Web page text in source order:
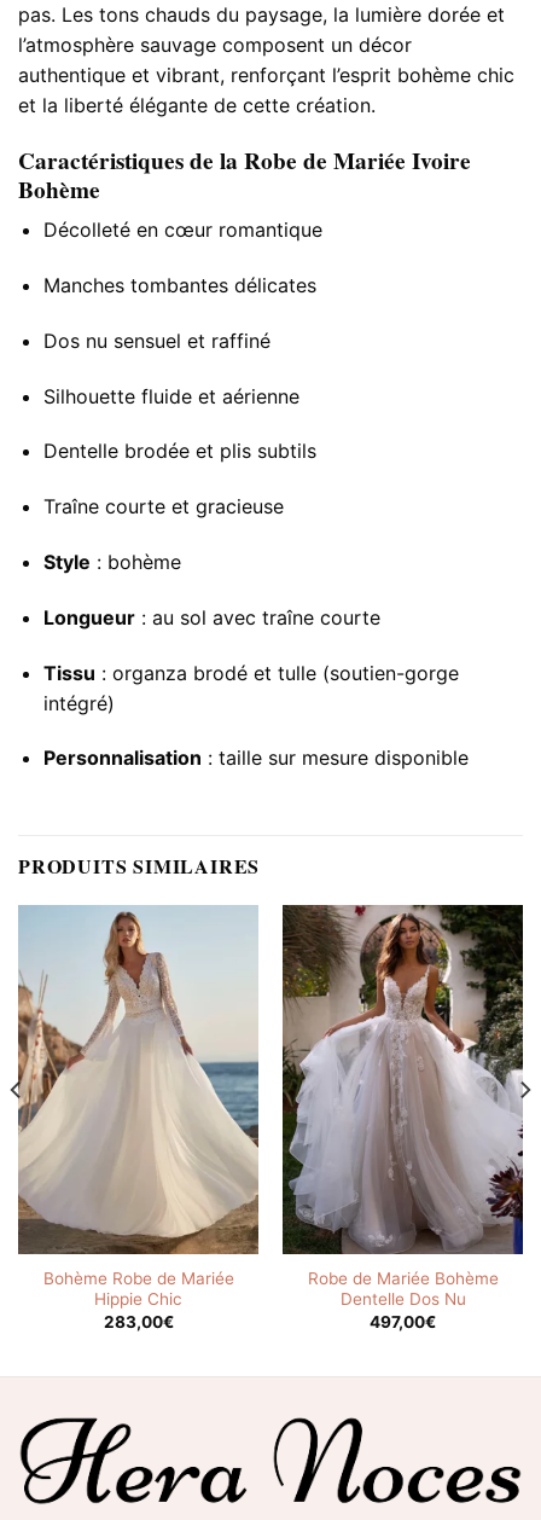
pas. Les tons chauds du paysage, la lumière dorée et
l’atmosphère sauvage composent un décor
authentique et vibrant, renforçant l’esprit bohème chic
et la liberté élégante de cette création.
Caractéristiques de la Robe de Mariée Ivoire
Bohème
Décolleté en cœur romantique
Manches tombantes délicates
Dos nu sensuel et raffiné
Silhouette fluide et aérienne
Dentelle brodée et plis subtils
Traîne courte et gracieuse
Style : bohème
Longueur: au sol avec traîne courte
Tissu : organza brodé et tulle (soutien-gorge
intégré)
Personnalisation : taille sur mesure disponible
PRODUITS SIMILAIRES
Bohème Robe de Mariée
Hippie Chic
283,00€
Robe de Mariée Bohème
Dentelle Dos Nu
497,00€